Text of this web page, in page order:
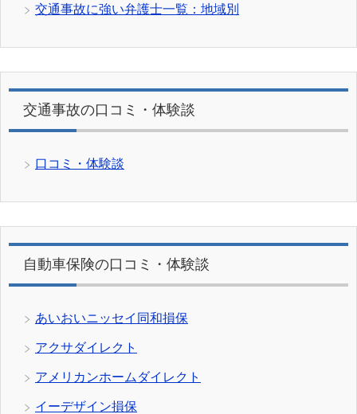
交通事故に強い弁護士一覧：地域別
交通事故の口コミ・体験談
口コミ・体験談
自動車保険の口コミ・体験談
あいおいニッセイ同和損保
アクサダイレクト
アメリカンホームダイレクト
イーデザイン損保